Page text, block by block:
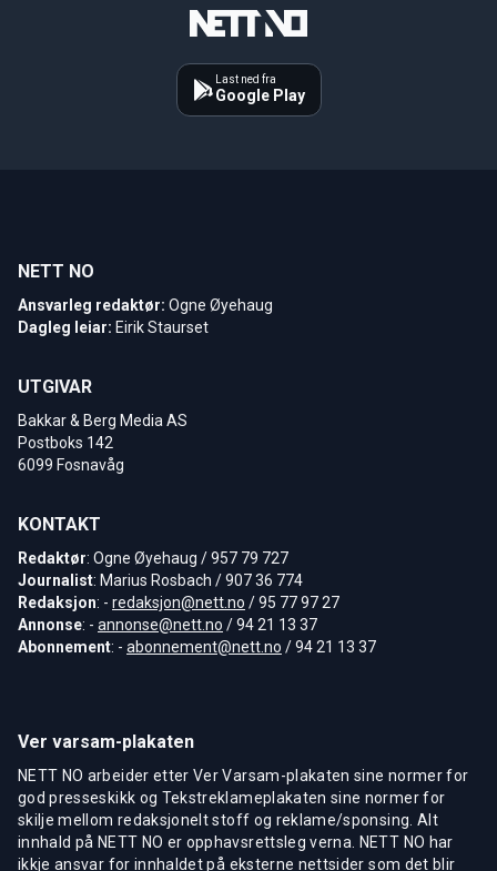
Last ned fra
Google Play
NETT NO
Ansvarleg redaktør: Ogne Øyehaug
Dagleg leiar: Eirik Staurset
UTGIVAR
Bakkar & Berg Media AS
Postboks 142
6099 Fosnavåg
KONTAKT
Redaktør: Ogne Øyehaug / 957 79 727
Journalist: Marius Rosbach / 907 36 774
Redaksjon: - redaksjon@nett.no / 95 77 97 27
Annonse: - annonse@nett.no / 94 21 13 37
Abonnement: - abonnement@nett.no / 94 21 13 37
Ver varsam-plakaten
NETT NO arbeider etter Ver Varsam-plakaten sine normer for
god presseskikk og Tekstreklameplakaten sine normer for
skilje mellom redaksjonelt stoff og reklame/sponsing. Alt
innhald på NETT NO er opphavsrettsleg verna. NETT NO har
ikkje ansvar for innhaldet på eksterne nettsider som det blir